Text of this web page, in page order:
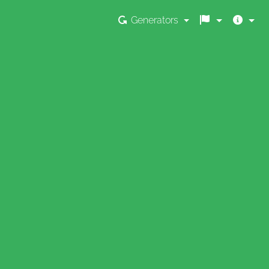
Generators